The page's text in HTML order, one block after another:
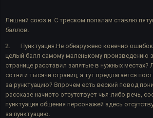
Лишний союз и. С треском попалам ставлю
баллов.
2.
Пунктуация.Не обнаружено конечно
целый балл самому маленькому произведению
странице расставил запятые в нужных местах?
сотни и тысячи страниц, а тут предлагается
за рунктуацию? Впрочем есть веский повод
рассказе начисто отсутствует чья-либо речь,
пунктуация общения персонажей здесь
за пунктуацию.